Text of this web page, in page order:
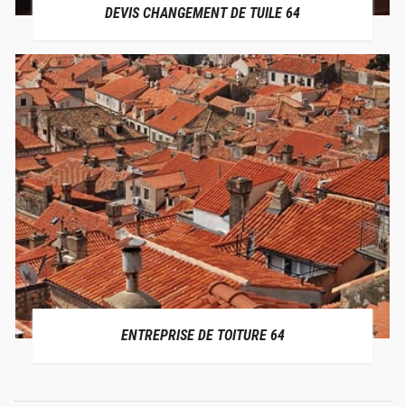
DEVIS CHANGEMENT DE TUILE 64
ENTREPRISE DE TOITURE 64